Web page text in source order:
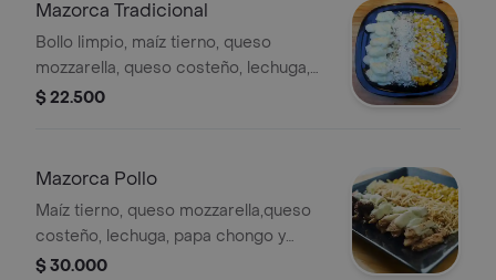
Mazorca Tradicional
Bollo limpio, maíz tierno, queso
mozzarella, queso costeño, lechuga,
papa chongo y salsa tártara.
$ 22.500
Mazorca Pollo
Maíz tierno, queso mozzarella,queso
costeño, lechuga, papa chongo y
salsa tártara y pechuga de pollo
$ 30.000